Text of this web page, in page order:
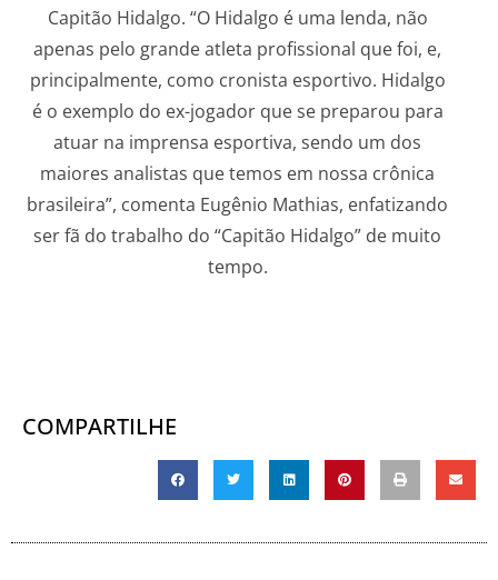
Capitão Hidalgo. “O Hidalgo é uma lenda, não
apenas pelo grande atleta profissional que foi, e,
principalmente, como cronista esportivo. Hidalgo
é o exemplo do ex-jogador que se preparou para
atuar na imprensa esportiva, sendo um dos
maiores analistas que temos em nossa crônica
brasileira”, comenta Eugênio Mathias, enfatizando
ser fã do trabalho do “Capitão Hidalgo” de muito
tempo.
COMPARTILHE